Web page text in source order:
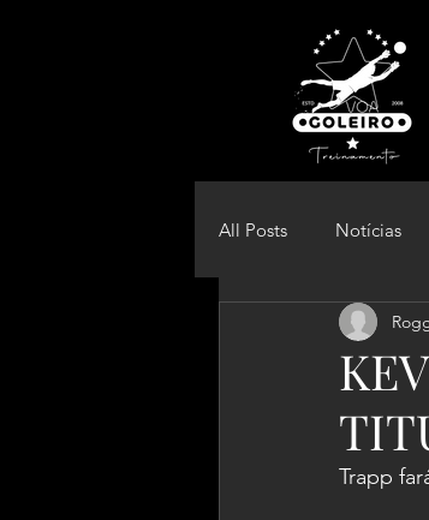
All Posts Notícias
Curiosidade
Trapp